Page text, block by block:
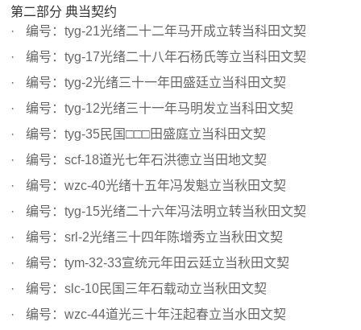
第二部分 典当契约
编号：tyg-21光绪二十二年马开成立转当科田文契
编号：tyg-17光绪二十八年石杨氏等立当科田文契
编号：tyg-2光绪三十一年田盛廷立当科田文契
编号：tyg-12光绪三十一年马明发立当科田文契
编号：tyg-35民国□□□田盛庭立当科田文契
编号：scf-18道光七年石洪德立当田地文契
编号：wzc-40光绪十五年冯发魁立当秋田文契
编号：tyg-15光绪二十六年冯法明立转当秋田文契
编号：srl-2光绪三十四年陈增秀立当秋田文契
编号：tym-32-33宣统元年田云廷立当秋田文契
编号：slc-10民国三年石载动立当秋田文契
编号：wzc-44道光三十年汪起春立当水田文契